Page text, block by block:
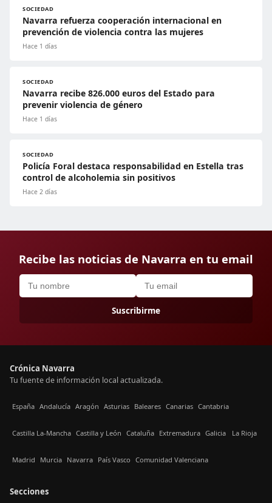
SOCIEDAD
Navarra refuerza cooperación internacional en
prevención de violencia contra las mujeres
Hace 1 días
SOCIEDAD
Navarra recibe 826.000 euros del Estado para
prevenir violencia de género
Hace 1 días
SOCIEDAD
Policía Foral destaca responsabilidad en Estella tras
control de alcoholemia sin positivos
Hace 2 días
Recibe las noticias de Navarra en tu email
Suscribirme
Crónica Navarra
Tu fuente de información local actualizada.
España Andalucía Aragón Asturias Baleares Canarias Cantabria
Castilla La-Mancha Castilla y León Cataluña Extremadura Galicia La Rioja
Madrid Murcia Navarra País Vasco Comunidad Valenciana
Secciones